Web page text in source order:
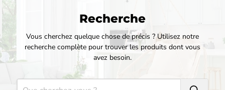
Recherche
Vous cherchez quelque chose de précis ? Utilisez notre
recherche complète pour trouver les produits dont vous
avez besoin.